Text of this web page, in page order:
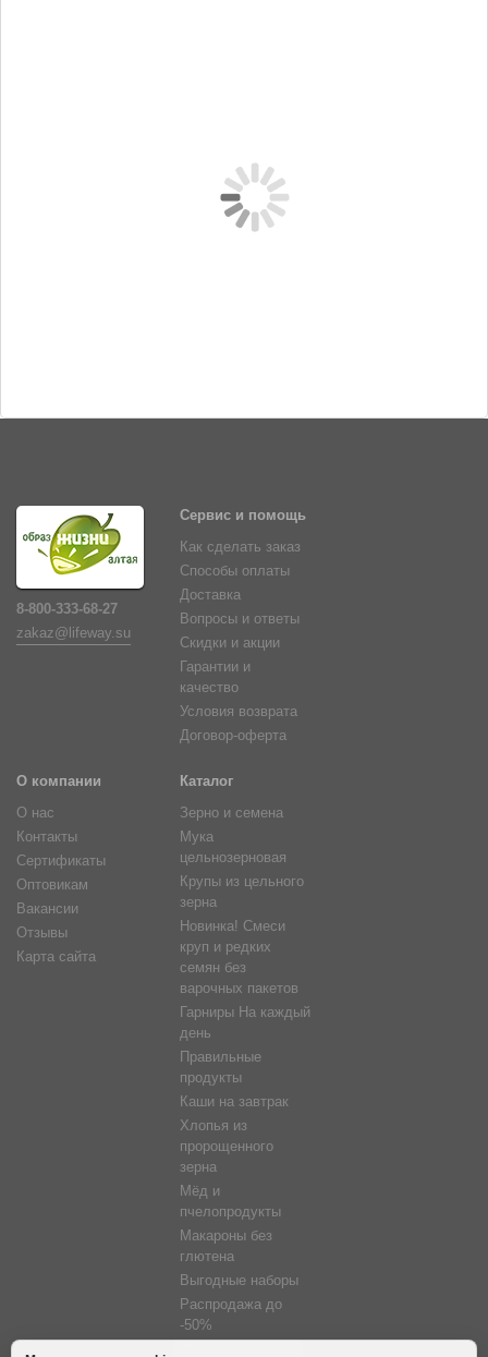
1 204 руб.
8-800-333-68-27
zakaz@lifeway.su
Сервис и помощь
Как сделать заказ
Способы оплаты
Доставка
Вопросы и ответы
Скидки и акции
Гарантии и
качество
Условия возврата
Договор-оферта
О компании
О нас
Контакты
Сертификаты
Оптовикам
Вакансии
Отзывы
Карта сайта
Каталог
Зерно и семена
Мука
цельнозерновая
Крупы из цельного
зерна
Новинка! Смеси
круп и редких
семян без
варочных пакетов
Гарниры На каждый
день
Правильные
продукты
Каши на завтрак
Хлопья из
пророщенного
зерна
Мёд и
пчелопродукты
Макароны без
глютена
Выгодные наборы
Распродажа до
-50%